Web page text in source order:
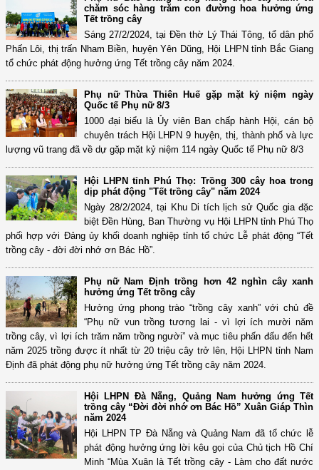
chăm sóc hàng trăm con đường hoa hưởng ứng
Tết trồng cây
Sáng 27/2/2024, tại Đền thờ Lý Thái Tông, tổ dân phố
Phấn Lôi, thị trấn Nham Biền, huyện Yên Dũng, Hội LHPN tỉnh Bắc Giang
tổ chức phát động hưởng ứng Tết trồng cây năm 2024.
Phụ nữ Thừa Thiên Huế gặp mặt kỷ niệm ngày
Quốc tế Phụ nữ 8/3
1000 đại biểu là Ủy viên Ban chấp hành Hội, cán bộ
chuyên trách Hội LHPN 9 huyện, thị, thành phố và lực
lượng vũ trang đã về dự gặp mặt kỷ niệm 114 ngày Quốc tế Phụ nữ 8/3
Hội LHPN tỉnh Phú Thọ: Trồng 300 cây hoa trong
dịp phát động "Tết trồng cây" năm 2024
Ngày 28/2/2024, tại Khu Di tích lịch sử Quốc gia đặc
biệt Đền Hùng, Ban Thường vụ Hội LHPN tỉnh Phú Thọ
phối hợp với Đảng ủy khối doanh nghiệp tỉnh tổ chức Lễ phát động “Tết
trồng cây - đời đời nhớ ơn Bác Hồ”.
Phụ nữ Nam Định trồng hơn 42 nghìn cây xanh
hưởng ứng Tết trồng cây
Hưởng ứng phong trào “trồng cây xanh” với chủ đề
“Phụ nữ vun trồng tương lai - vì lợi ích mười năm
trồng cây, vì lợi ích trăm năm trồng người” và mục tiêu phấn đấu đến hết
năm 2025 trồng được ít nhất từ 20 triệu cây trở lên, Hội LHPN tỉnh Nam
Định đã phát động phụ nữ hưởng ứng Tết trồng cây năm 2024.
Hội LHPN Đà Nẵng, Quảng Nam hưởng ứng Tết
trồng cây “Đời đời nhớ ơn Bác Hồ” Xuân Giáp Thìn
năm 2024
Hội LHPN TP Đà Nẵng và Quảng Nam đã tổ chức lễ
phát động hưởng ứng lời kêu gọi của Chủ tịch Hồ Chí
Minh “Mùa Xuân là Tết trồng cây - Làm cho đất nước